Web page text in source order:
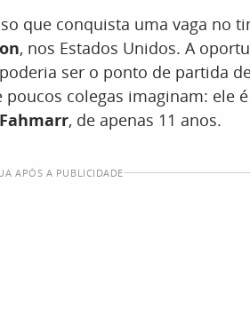
que conquista uma vaga no
, nos Estados Unidos. A
ser o ponto de partida
poucos colegas imaginam: ele
Fahmarr, de apenas 11 anos.
APÓS A PUBLICIDADE